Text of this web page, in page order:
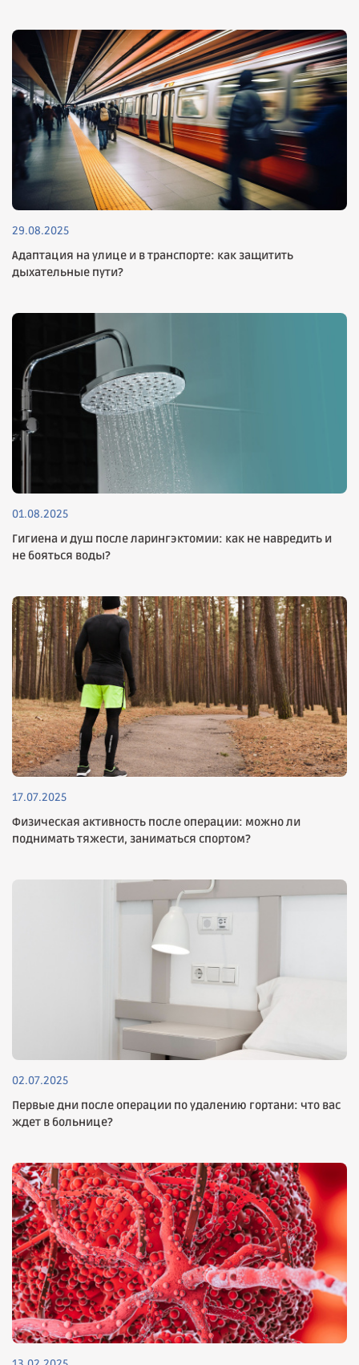
29.08.2025
Адаптация на улице и в транспорте: как защитить
дыхательные пути?
01.08.2025
Гигиена и душ после ларингэктомии: как не навредить и
не бояться воды?
17.07.2025
Физическая активность после операции: можно ли
поднимать тяжести, заниматься спортом?
02.07.2025
Первые дни после операции по удалению гортани: что вас
ждет в больнице?